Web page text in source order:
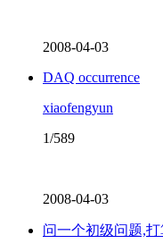
2008-04-03
DAQ occurrence
xiaofengyun
1/589
2008-04-03
问一个初级问题,